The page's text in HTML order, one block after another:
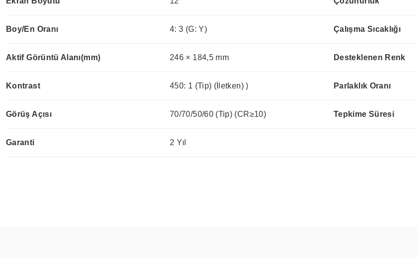
Boy/En Oranı 4: 3 (G: Y) Çalışma Sıcaklığı
Aktif Görüntü Alanı(mm) 246 × 184,5 mm Desteklenen Renk
Kontrast 450: 1 (Tip) (İletken) ) Parlaklık Oranı
Görüş Açısı 70/70/50/60 (Tip) (CR≥10) Tepkime Süresi
Garanti 2 Yıl